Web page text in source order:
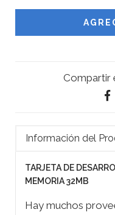
Compartir
Información del
TARJETA DE
MEMORIA 32MB
Hay muchos